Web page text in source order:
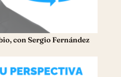
con Sergio Fernández